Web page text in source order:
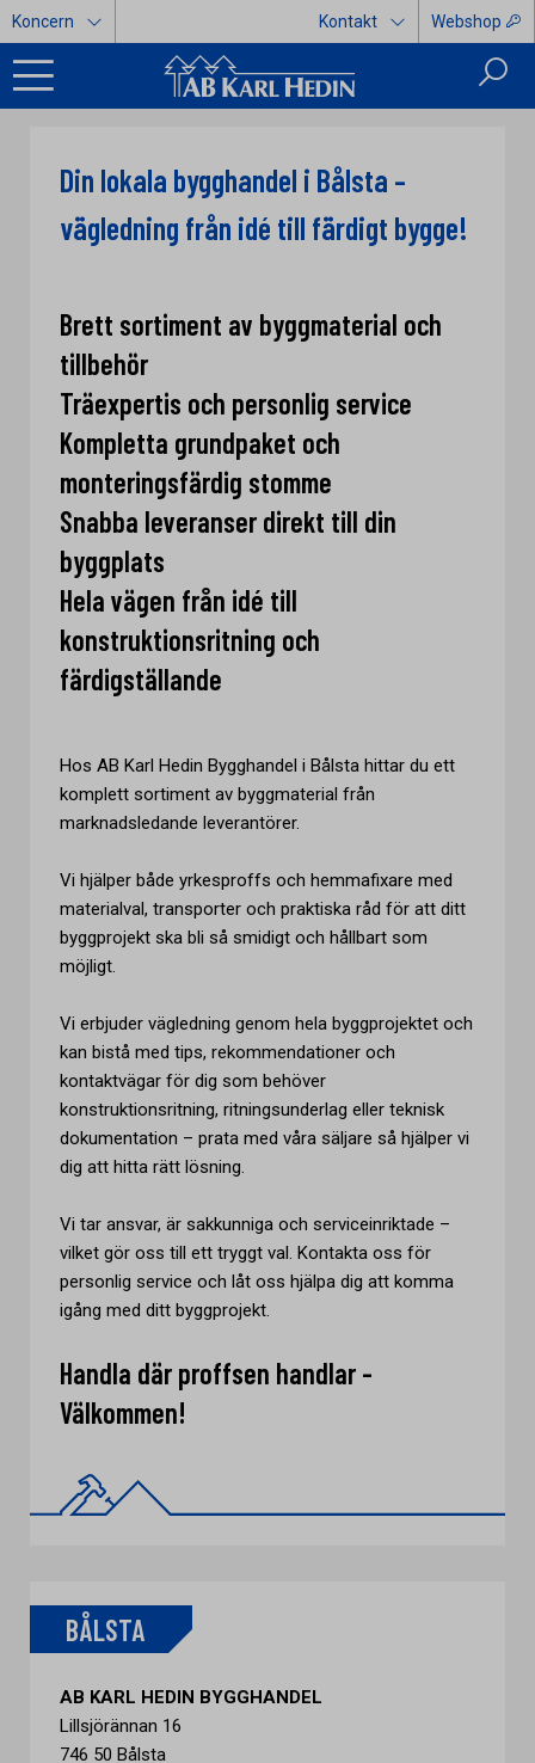
Koncern Kontakt Webshop
Din lokala bygghandel i Bålsta –
vägledning från idé till färdigt bygge!
Brett sortiment av byggmaterial och
tillbehör
Träexpertis och personlig service
Kompletta grundpaket och
monteringsfärdig stomme
Snabba leveranser direkt till din
byggplats
Hela vägen från idé till
konstruktionsritning och
färdigställande
Hos AB Karl Hedin Bygghandel i Bålsta hittar du ett
komplett sortiment av byggmaterial från
marknadsledande leverantörer.
Vi hjälper både yrkesproffs och hemmafixare med
materialval, transporter och praktiska råd för att ditt
byggprojekt ska bli så smidigt och hållbart som
möjligt.
Vi erbjuder vägledning genom hela byggprojektet och
kan bistå med tips, rekommendationer och
kontaktvägar för dig som behöver
konstruktionsritning, ritningsunderlag eller teknisk
dokumentation – prata med våra säljare så hjälper vi
dig att hitta rätt lösning.
Vi tar ansvar, är sakkunniga och serviceinriktade –
vilket gör oss till ett tryggt val. Kontakta oss för
personlig service och låt oss hjälpa dig att komma
igång med ditt byggprojekt.
Handla där proffsen handlar -
Välkommen!
BÅLSTA
AB KARL HEDIN BYGGHANDEL
Lillsjörännan 16
746 50 Bålsta